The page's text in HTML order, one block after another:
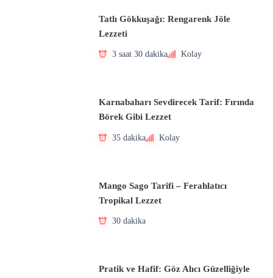
Tatlı Gökkuşağı: Rengarenk Jöle
Lezzeti
3 saat 30 dakika Kolay
Karnabaharı Sevdirecek Tarif: Fırında
Börek Gibi Lezzet
35 dakika Kolay
Mango Sago Tarifi – Ferahlatıcı
Tropikal Lezzet
30 dakika
Pratik ve Hafif: Göz Alıcı Güzelliğiyle